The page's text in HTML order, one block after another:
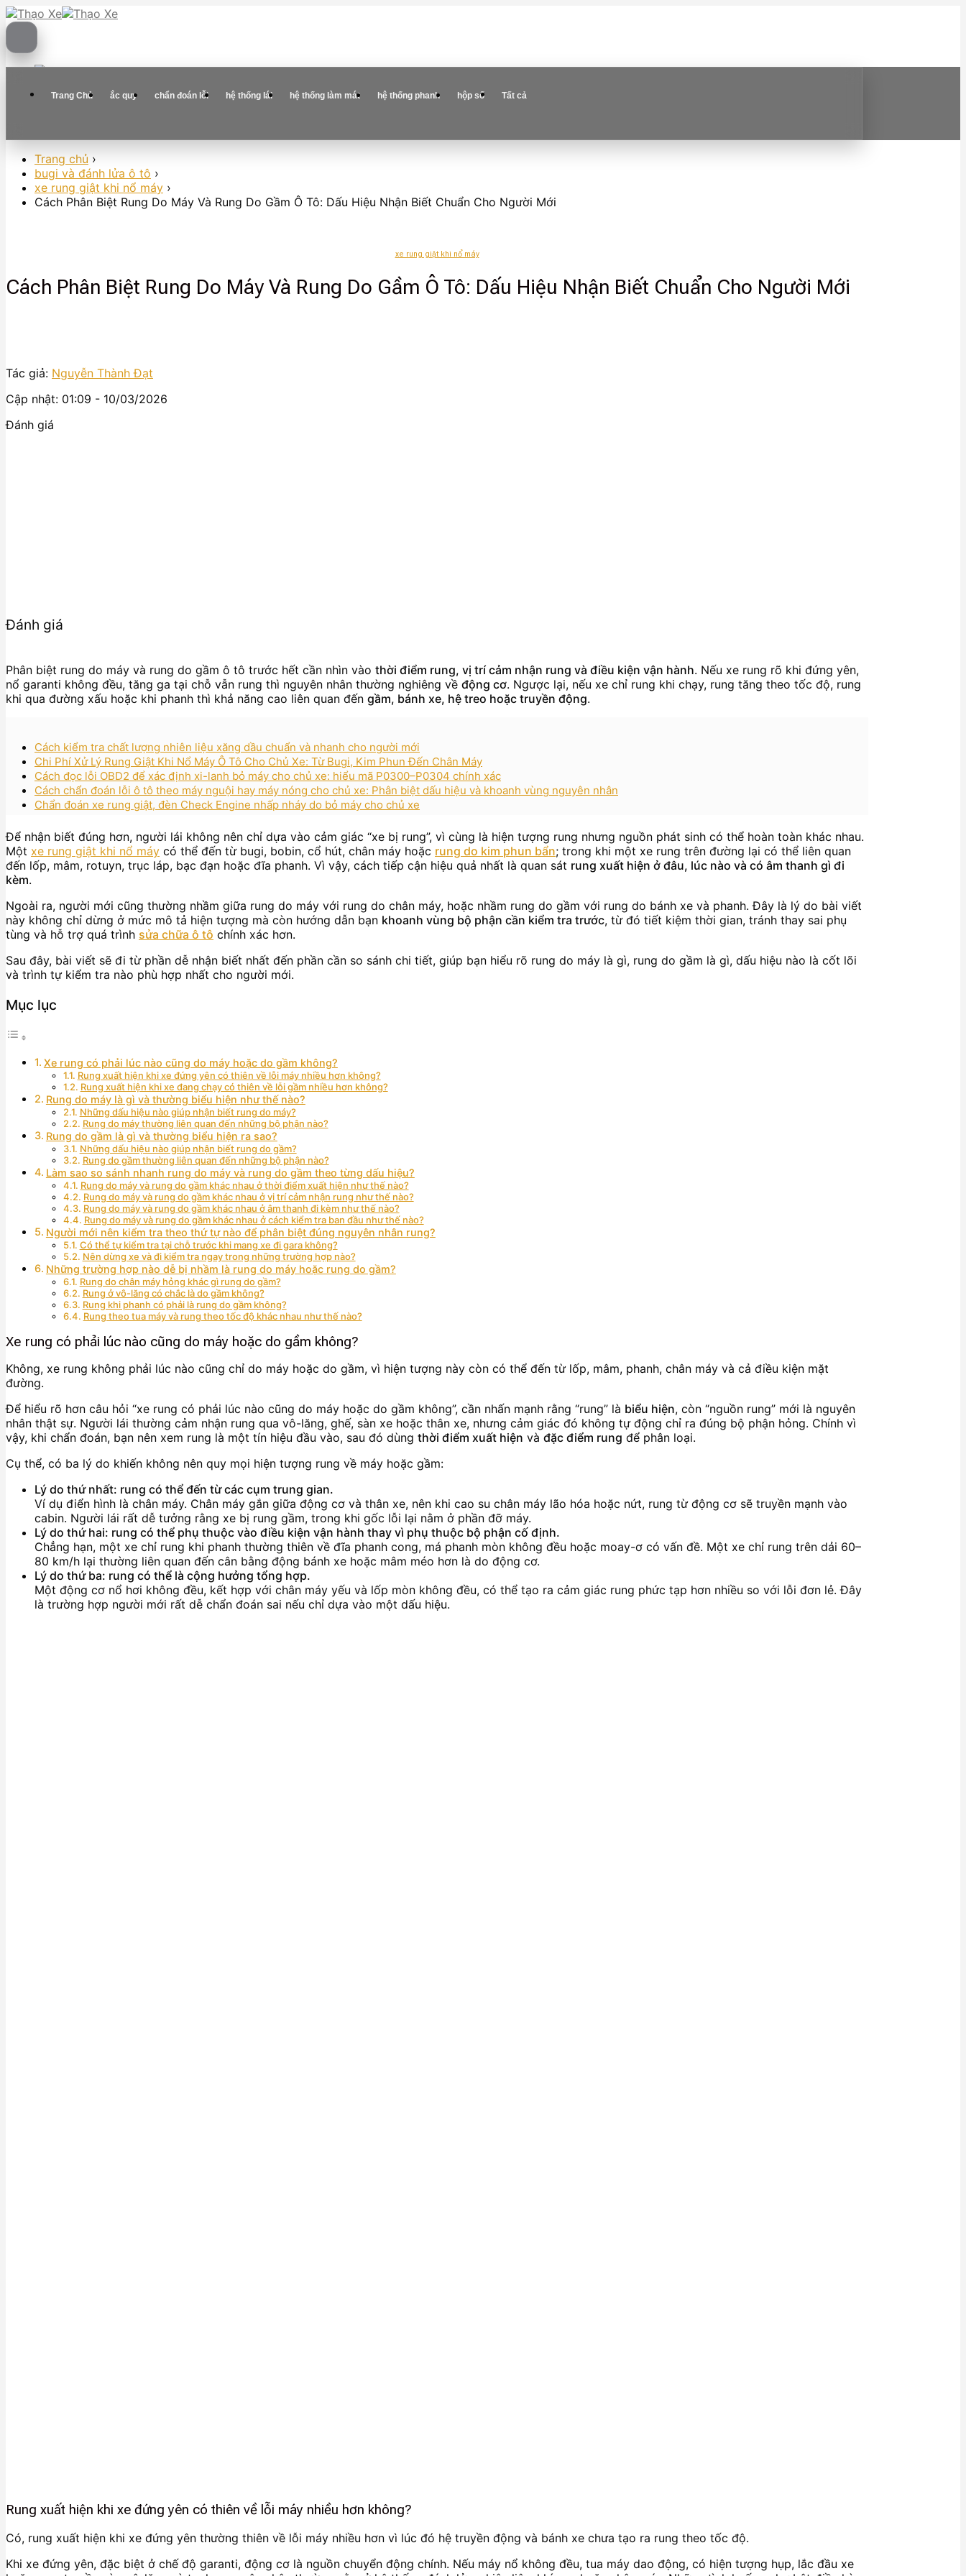
Skip
to
Trang Chủ ắc quy chẩn đoán lỗi hệ thống lái hệ thống làm mát hệ thống phanh hộp số Tất cả
Trang chủ ›
bugi và đánh lửa ô tô ›
xe rung giật khi nổ máy ›
Cách Phân Biệt Rung Do Máy Và Rung Do Gầm Ô Tô: Dấu Hiệu Nhận Biết Chuẩn Cho Người Mới
xe rung giật khi nổ máy
Cách Phân Biệt Rung Do Máy Và Rung Do Gầm Ô Tô: Dấu Hiệu Nhận Biết Chuẩn Cho Người Mới
Tác giả: Nguyễn Thành Đạt
Cập nhật: 01:09 - 10/03/2026
Đánh giá
Đánh giá
Phân biệt rung do máy và rung do gầm ô tô trước hết cần nhìn vào thời điểm rung, vị trí cảm nhận rung và điều kiện vận hành. Nếu xe rung rõ khi đứng yên,
nổ garanti không đều, tăng ga tại chỗ vẫn rung thì nguyên nhân thường nghiêng về động cơ. Ngược lại, nếu xe chỉ rung khi chạy, rung tăng theo tốc độ, rung
khi qua đường xấu hoặc khi phanh thì khả năng cao liên quan đến gầm, bánh xe, hệ treo hoặc truyền động.
Cách kiểm tra chất lượng nhiên liệu xăng dầu chuẩn và nhanh cho người mới
Chi Phí Xử Lý Rung Giật Khi Nổ Máy Ô Tô Cho Chủ Xe: Từ Bugi, Kim Phun Đến Chân Máy
Cách đọc lỗi OBD2 để xác định xi-lanh bỏ máy cho chủ xe: hiểu mã P0300–P0304 chính xác
Cách chẩn đoán lỗi ô tô theo máy nguội hay máy nóng cho chủ xe: Phân biệt dấu hiệu và khoanh vùng nguyên nhân
Chẩn đoán xe rung giật, đèn Check Engine nhấp nháy do bỏ máy cho chủ xe
Để nhận biết đúng hơn, người lái không nên chỉ dựa vào cảm giác “xe bị rung”, vì cùng là hiện tượng rung nhưng nguồn phát sinh có thể hoàn toàn khác nhau.
Một xe rung giật khi nổ máy có thể đến từ bugi, bobin, cổ hút, chân máy hoặc rung do kim phun bẩn; trong khi một xe rung trên đường lại có thể liên quan
đến lốp, mâm, rotuyn, trục láp, bạc đạn hoặc đĩa phanh. Vì vậy, cách tiếp cận hiệu quả nhất là quan sát rung xuất hiện ở đâu, lúc nào và có âm thanh gì đi
kèm.
Ngoài ra, người mới cũng thường nhầm giữa rung do máy với rung do chân máy, hoặc nhầm rung do gầm với rung do bánh xe và phanh. Đây là lý do bài viết
này không chỉ dừng ở mức mô tả hiện tượng mà còn hướng dẫn bạn khoanh vùng bộ phận cần kiểm tra trước, từ đó tiết kiệm thời gian, tránh thay sai phụ
tùng và hỗ trợ quá trình sửa chữa ô tô chính xác hơn.
Sau đây, bài viết sẽ đi từ phần dễ nhận biết nhất đến phần cần so sánh chi tiết, giúp bạn hiểu rõ rung do máy là gì, rung do gầm là gì, dấu hiệu nào là cốt lõi
và trình tự kiểm tra nào phù hợp nhất cho người mới.
Mục lục
Xe rung có phải lúc nào cũng do máy hoặc do gầm không?
Rung xuất hiện khi xe đứng yên có thiên về lỗi máy nhiều hơn không?
Rung xuất hiện khi xe đang chạy có thiên về lỗi gầm nhiều hơn không?
Rung do máy là gì và thường biểu hiện như thế nào?
Những dấu hiệu nào giúp nhận biết rung do máy?
Rung do máy thường liên quan đến những bộ phận nào?
Rung do gầm là gì và thường biểu hiện ra sao?
Những dấu hiệu nào giúp nhận biết rung do gầm?
Rung do gầm thường liên quan đến những bộ phận nào?
Làm sao so sánh nhanh rung do máy và rung do gầm theo từng dấu hiệu?
Rung do máy và rung do gầm khác nhau ở thời điểm xuất hiện như thế nào?
Rung do máy và rung do gầm khác nhau ở vị trí cảm nhận rung như thế nào?
Rung do máy và rung do gầm khác nhau ở âm thanh đi kèm như thế nào?
Rung do máy và rung do gầm khác nhau ở cách kiểm tra ban đầu như thế nào?
Người mới nên kiểm tra theo thứ tự nào để phân biệt đúng nguyên nhân rung?
Có thể tự kiểm tra tại chỗ trước khi mang xe đi gara không?
Nên dừng xe và đi kiểm tra ngay trong những trường hợp nào?
Những trường hợp nào dễ bị nhầm là rung do máy hoặc rung do gầm?
Rung do chân máy hỏng khác gì rung do gầm?
Rung ở vô-lăng có chắc là do gầm không?
Rung khi phanh có phải là rung do gầm không?
Rung theo tua máy và rung theo tốc độ khác nhau như thế nào?
Xe rung có phải lúc nào cũng do máy hoặc do gầm không?
Không, xe rung không phải lúc nào cũng chỉ do máy hoặc do gầm, vì hiện tượng này còn có thể đến từ lốp, mâm, phanh, chân máy và cả điều kiện mặt
đường.
Để hiểu rõ hơn câu hỏi “xe rung có phải lúc nào cũng do máy hoặc do gầm không”, cần nhấn mạnh rằng “rung” là biểu hiện, còn “nguồn rung” mới là nguyên
nhân thật sự. Người lái thường cảm nhận rung qua vô-lăng, ghế, sàn xe hoặc thân xe, nhưng cảm giác đó không tự động chỉ ra đúng bộ phận hỏng. Chính vì
vậy, khi chẩn đoán, bạn nên xem rung là một tín hiệu đầu vào, sau đó dùng thời điểm xuất hiện và đặc điểm rung để phân loại.
Cụ thể, có ba lý do khiến không nên quy mọi hiện tượng rung về máy hoặc gầm:
Lý do thứ nhất: rung có thể đến từ các cụm trung gian.
Ví dụ điển hình là chân máy. Chân máy gắn giữa động cơ và thân xe, nên khi cao su chân máy lão hóa hoặc nứt, rung từ động cơ sẽ truyền mạnh vào
cabin. Người lái rất dễ tưởng rằng xe bị rung gầm, trong khi gốc lỗi lại nằm ở phần đỡ máy.
Lý do thứ hai: rung có thể phụ thuộc vào điều kiện vận hành thay vì phụ thuộc bộ phận cố định.
Chẳng hạn, một xe chỉ rung khi phanh thường thiên về đĩa phanh cong, má phanh mòn không đều hoặc moay-ơ có vấn đề. Một xe chỉ rung trên dải 60–
80 km/h lại thường liên quan đến cân bằng động bánh xe hoặc mâm méo hơn là do động cơ.
Lý do thứ ba: rung có thể là cộng hưởng tổng hợp.
Một động cơ nổ hơi không đều, kết hợp với chân máy yếu và lốp mòn không đều, có thể tạo ra cảm giác rung phức tạp hơn nhiều so với lỗi đơn lẻ. Đây
là trường hợp người mới rất dễ chẩn đoán sai nếu chỉ dựa vào một dấu hiệu.
Rung xuất hiện khi xe đứng yên có thiên về lỗi máy nhiều hơn không?
Có, rung xuất hiện khi xe đứng yên thường thiên về lỗi máy nhiều hơn vì lúc đó hệ truyền động và bánh xe chưa tạo ra rung theo tốc độ.
Khi xe đứng yên, đặc biệt ở chế độ garanti, động cơ là nguồn chuyển động chính. Nếu máy nổ không đều, tua máy dao động, có hiện tượng hụp, lắc đầu xe